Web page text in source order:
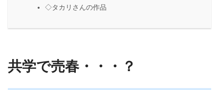
◇タカリさんの作品
共学で売春・・・？